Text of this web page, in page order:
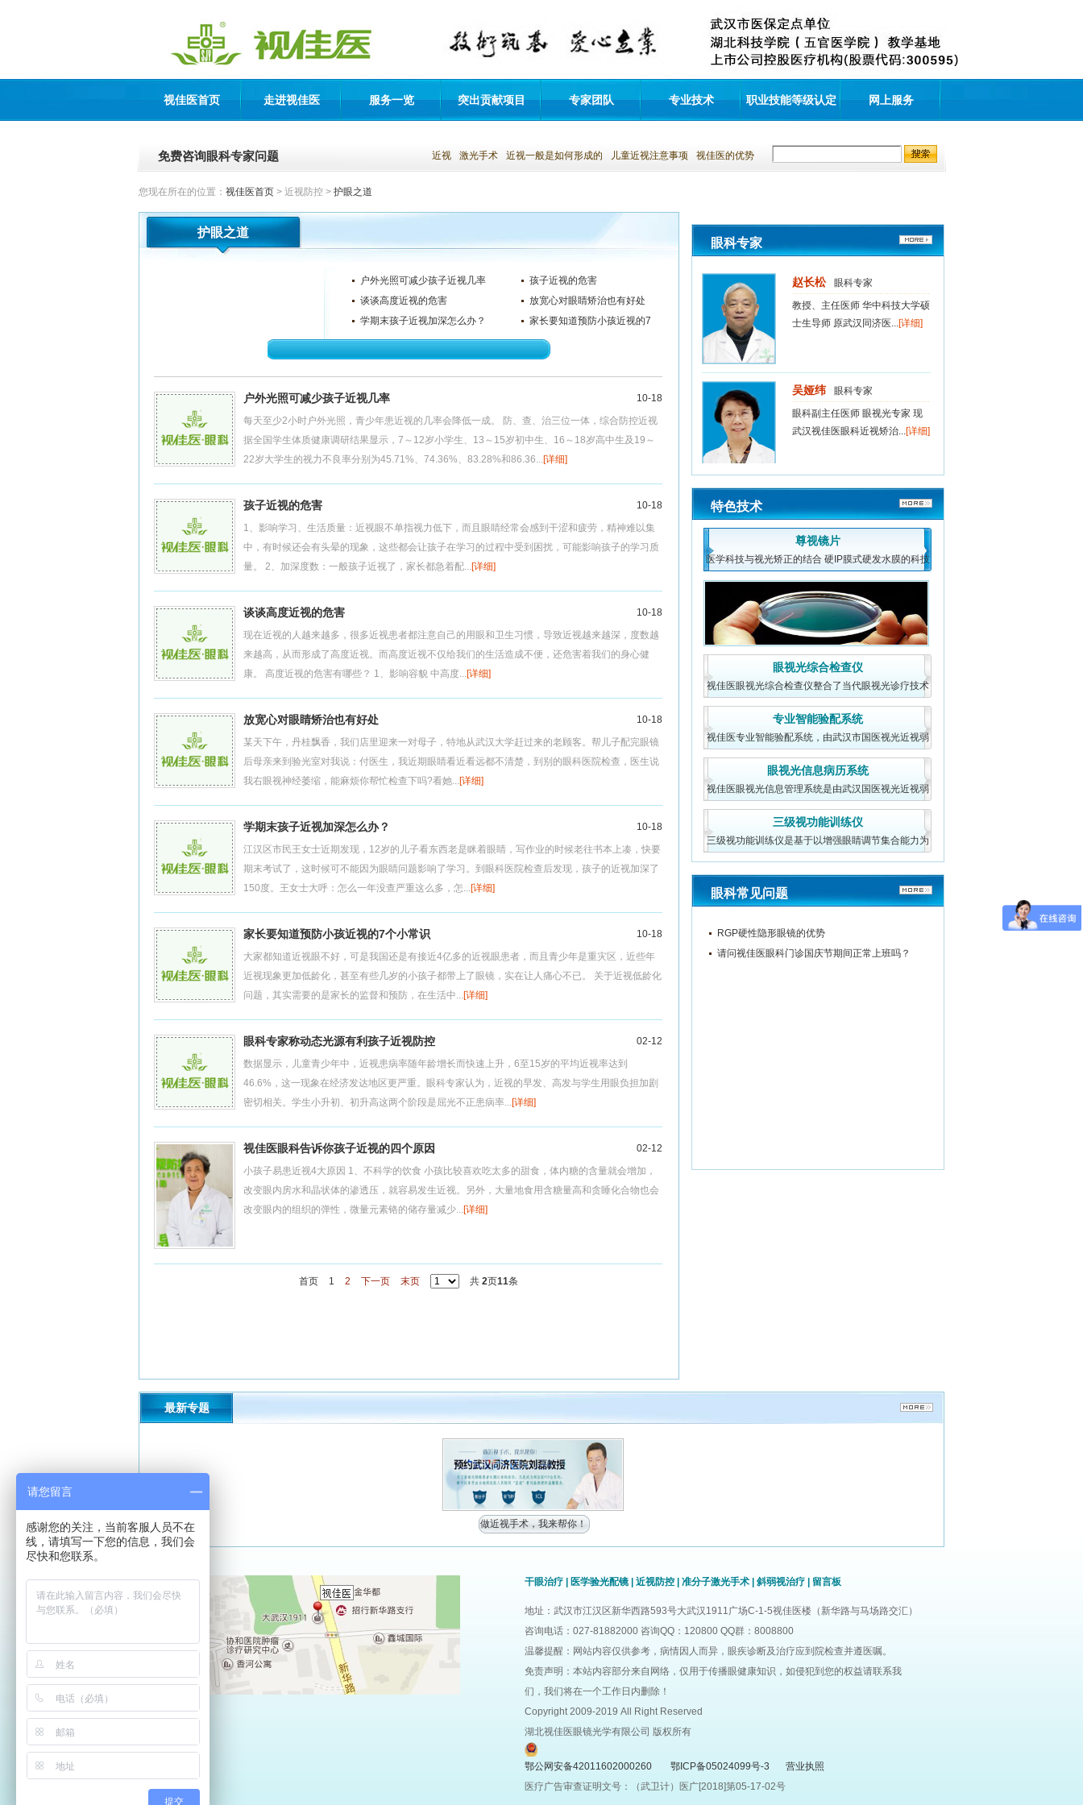
视佳医首页 走进视佳医 服务一览 突出贡献项目 专家团队 专业技术 职业技能等级认定 网上服务
免费咨询眼科专家问题 近视 激光手术 近视一般是如何形成的 儿童近视注意事项 视佳医的优势
您现在所在的位置： 视佳医首页 > 近视防控 > 护眼之道
护眼之道
户外光照可减少孩子近视几率
孩子近视的危害
谈谈高度近视的危害
放宽心对眼睛矫治也有好处
学期末孩子近视加深怎么办？
家长要知道预防小孩近视的7
个小常识
户外光照可减少孩子近视几率
10-18
每天至少2小时户外光照，青少年患近视的几率会降低一成。 防、查、治三位一体，综合防控近视
据全国学生体质健康调研结果显示，7～12岁小学生、13～15岁初中生、16～18岁高中生及19～
22岁大学生的视力不良率分别为45.71%、74.36%、83.28%和86.36...[详细]
孩子近视的危害
10-18
1、影响学习、生活质量：近视眼不单指视力低下，而且眼睛经常会感到干涩和疲劳，精神难以集
中，有时候还会有头晕的现象，这些都会让孩子在学习的过程中受到困扰，可能影响孩子的学习质
量。 2、加深度数：一般孩子近视了，家长都急着配...[详细]
谈谈高度近视的危害
10-18
现在近视的人越来越多，很多近视患者都注意自己的用眼和卫生习惯，导致近视越来越深，度数越
来越高，从而形成了高度近视。而高度近视不仅给我们的生活造成不便，还危害着我们的身心健
康。 高度近视的危害有哪些？ 1、影响容貌 中高度...[详细]
放宽心对眼睛矫治也有好处
10-18
某天下午，丹桂飘香，我们店里迎来一对母子，特地从武汉大学赶过来的老顾客。帮儿子配完眼镜
后母亲来到验光室对我说：付医生，我近期眼睛看近看远都不清楚，到别的眼科医院检查，医生说
我右眼视神经萎缩，能麻烦你帮忙检查下吗?看她...[详细]
学期末孩子近视加深怎么办？
10-18
江汉区市民王女士近期发现，12岁的儿子看东西老是眯着眼睛，写作业的时候老往书本上凑，快要
期末考试了，这时候可不能因为眼睛问题影响了学习。到眼科医院检查后发现，孩子的近视加深了
150度。王女士大呼：怎么一年没查严重这么多，怎...[详细]
家长要知道预防小孩近视的7个小常识
10-18
大家都知道近视眼不好，可是我国还是有接近4亿多的近视眼患者，而且青少年是重灾区，近些年
近视现象更加低龄化，甚至有些几岁的小孩子都带上了眼镜，实在让人痛心不已。 关于近视低龄化
问题，其实需要的是家长的监督和预防，在生活中...[详细]
眼科专家称动态光源有利孩子近视防控
02-12
数据显示，儿童青少年中，近视患病率随年龄增长而快速上升，6至15岁的平均近视率达到
46.6%，这一现象在经济发达地区更严重。眼科专家认为，近视的早发、高发与学生用眼负担加剧
密切相关。学生小升初、初升高这两个阶段是屈光不正患病率...[详细]
视佳医眼科告诉你孩子近视的四个原因
02-12
小孩子易患近视4大原因 1、不科学的饮食 小孩比较喜欢吃太多的甜食，体内糖的含量就会增加，
改变眼内房水和晶状体的渗透压，就容易发生近视。另外，大量地食用含糖量高和贪睡化合物也会
改变眼内的组织的弹性，微量元素铬的储存量减少...[详细]
首页 1 2 下一页 末页 共 2页11条
眼科专家
强东梅
眼科专家
教授、主任医师 华中科技大学硕
士生导师 原武汉同济医...[详细]
吴娅纬
眼科专家
眼科副主任医师 眼视光专家 现
武汉视佳医眼科近视矫治...[详细]
主任医师 原武汉三医院眼科主任
赵长松
眼科专家
教授、主任医师 华中科技大学硕
士生导师 原武汉同济医...
[详细]
吴娅纬
眼科专家
眼科副主任医师 眼视光专家 现
武汉视佳医眼科近视矫治...[详细]
特色技术
尊视镜片
医学科技与视光矫正的结合 硬IP膜式硬发水膜的科技
成果，它将易清洗
眼视光综合检查仪
视佳医眼视光综合检查仪整合了当代眼视光诊疗技术
的诸多方法，对眼
专业智能验配系统
视佳医专业智能验配系统，由武汉市国医视光近视弱
视研究院开发中心
眼视光信息病历系统
视佳医眼视光信息管理系统是由武汉国医视光近视弱
视研究院研发（武
三级视功能训练仪
三级视功能训练仪是基于以增强眼睛调节集合能力为
核心的视功能训练
眼科常见问题
RGP硬性隐形眼镜的优势
请问视佳医眼科门诊国庆节期间正常上班吗？
最新专题
做近视手术，我来帮你！
干眼治疗 医学验光配镜 近视防控 准分子激光手术 斜弱视治疗 留言板
地址：武汉市江汉区新华西路593号大武汉1911广场C-1-5视佳医楼（新华路与马场路交汇）
咨询电话：027-81882000 咨询QQ：120800 QQ群：8008800
温馨提醒：网站内容仅供参考，病情因人而异，眼疾诊断及治疗应到院检查并遵医嘱。
免责声明：本站内容部分来自网络，仅用于传播眼健康知识，如侵犯到您的权益请联系我
们，我们将在一个工作日内删除！
Copyright 2009-2019 All Right Reserved
湖北视佳医眼镜光学有限公司 版权所有
鄂公网安备42011602000260 鄂ICP备05024099号-3
营业执照
医疗广告审查证明文号：（武卫计）医广[2018]第05-17-02号
请您留言
感谢您的关注，当前客服人员不在
线，请填写一下您的信息，我们会
尽快和您联系。
提交